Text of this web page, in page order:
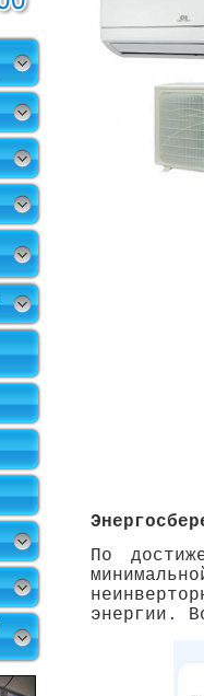
По
энергии.